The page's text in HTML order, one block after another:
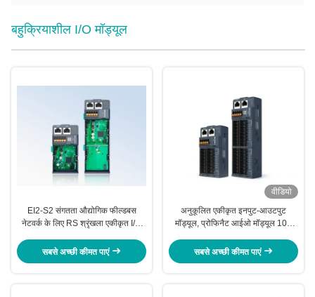
बहुक्रियाशील I/O मॉड्यूल
EI2-S2 संगतता औद्योगिक फील्डबस
नेटवर्क के लिए RS श्रृंखला एकीकृत I/O
सबसे अच्छी कीमत पाएं
वीडियो
अनुकूलित एकीकृत इनपुट-आउटपुट
मॉड्यूल, प्रोफिनैट आईओ मॉड्यूल 100
सबसे अच्छी कीमत पाएं